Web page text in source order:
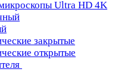
Ultra HD 4K
закрытые
открытые